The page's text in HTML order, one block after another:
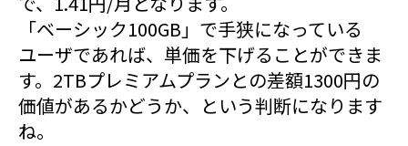
「ベーシック100GB」で手狭になっている
ユーザであれば、単価を下げることができま
す。2TBプレミアムプランとの差額1300円の
価値があるかどうか、という判断になります
ね。